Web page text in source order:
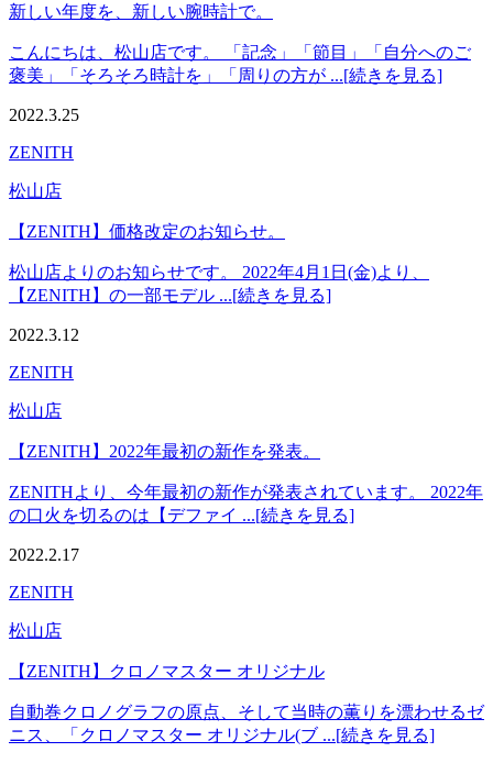
新しい年度を、新しい腕時計で。
こんにちは、松山店です。 「記念」「節目」「自分へのご
褒美」「そろそろ時計を」「周りの方が ...[続きを見る]
2022.3.25
ZENITH
松山店
【ZENITH】価格改定のお知らせ。
松山店よりのお知らせです。 2022年4月1日(金)より、
【ZENITH】の一部モデル ...[続きを見る]
2022.3.12
ZENITH
松山店
【ZENITH】2022年最初の新作を発表。
ZENITHより、今年最初の新作が発表されています。 2022年
の口火を切るのは【デファイ ...[続きを見る]
2022.2.17
ZENITH
松山店
【ZENITH】クロノマスター オリジナル
自動巻クロノグラフの原点、そして当時の薫りを漂わせるゼ
ニス、「クロノマスター オリジナル(ブ ...[続きを見る]